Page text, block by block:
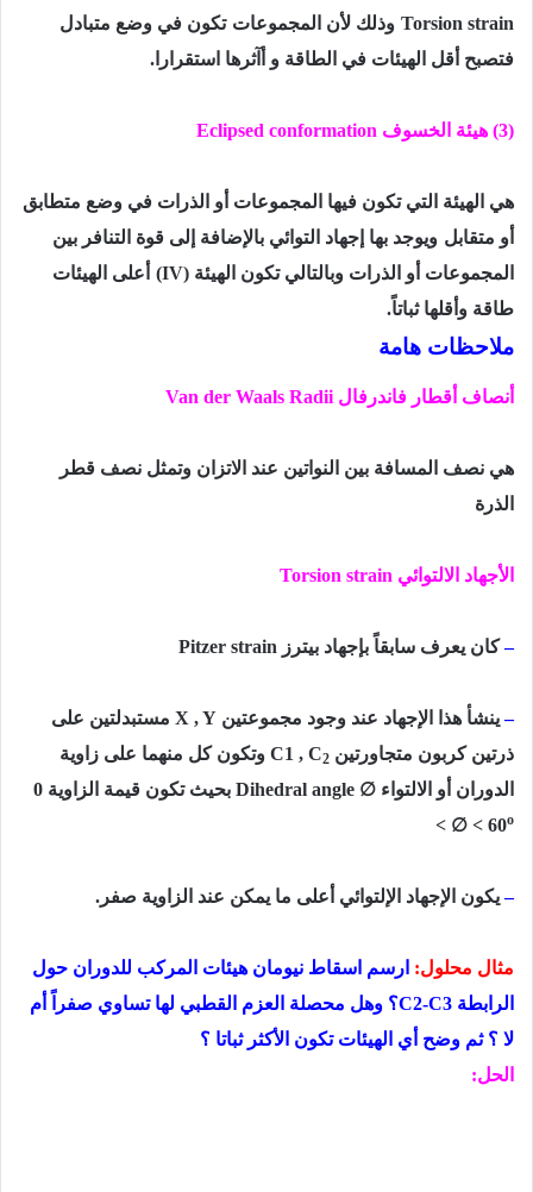
Torsion strain وذلك لأن المجموعات تكون في وضع متبادل
فتصبح أقل الهيئات في الطاقة و أآثرها استقرارا.
(3) هيئة الخسوف Eclipsed conformation
هي الهيئة التي تكون فيها المجموعات أو الذرات في وضع متطابق
أو متقابل ويوجد بها إجهاد التوائي بالإضافة إلى قوة التنافر بين
المجموعات أو الذرات وبالتالي تكون الهيئة (IV) أعلى الهيئات
طاقة وأقلها ثباتاً.
ملاحظات هامة
أنصاف أقطار فاندرفال Van der Waals Radii
هي نصف المسافة بين النواتين عند الاتزان وتمثل نصف قطر
الذرة
الأجهاد الالتوائي Torsion strain
–كان يعرف سابقاً بإجهاد بيترز Pitzer strain
–ينشأ هذا الإجهاد عند وجود مجموعتين X , Y مستبدلتين على
ذرتين كربون متجاورتين
C1 , C2
وتكون كل منهما على زاوية
الدوران أو الالتواء ∅
Dihedral angle بحيث تكون قيمة الزاوية 0
< ∅ < 60o
–يكون الإجهاد الإلتوائي أعلى ما يمكن عند الزاوية صفر.
مثال محلول: ارسم اسقاط نيومان هيئات المركب للدوران حول
الرابطة C2-C3؟ وهل محصلة العزم القطبي لها تساوي صفراً أم
لا ؟ ثم وضح أي الهيئات تكون الأكثر ثباتا ؟
الحل: